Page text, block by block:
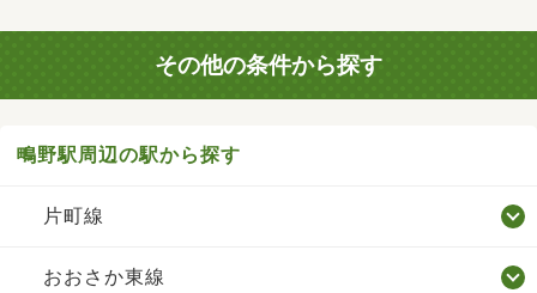
その他の条件から探す
鴫野駅周辺の駅から探す
片町線
おおさか東線